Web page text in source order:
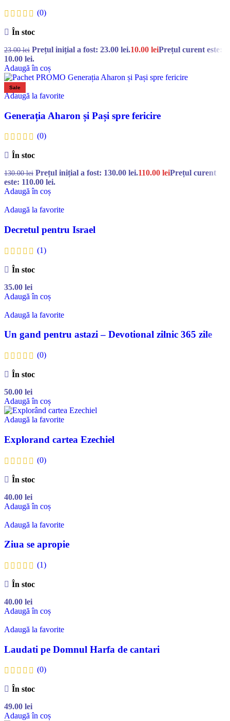
(0)
În stoc
23.00lei Prețul inițial a fost: 23.00 lei.10.00 leiPrețul curent este:
10.00 lei.
Adaugă în coș
Sale
Adaugă la favorite
Generația Aharon și Pași spre fericire
(0)
În stoc
130.00lei Prețul inițial a fost: 130.00 lei.110.00 leiPrețul curent
este: 110.00 lei.
Adaugă în coș
Adaugă la favorite
Decretul pentru Israel
(1)
În stoc
35.00 lei
Adaugă în coș
Adaugă la favorite
Un gand pentru astazi – Devotional zilnic 365 zile
(0)
În stoc
50.00 lei
Adaugă în coș
Adaugă la favorite
Explorand cartea Ezechiel
(0)
În stoc
40.00 lei
Adaugă în coș
Adaugă la favorite
Ziua se apropie
(1)
În stoc
40.00 lei
Adaugă în coș
Adaugă la favorite
Laudati pe Domnul Harfa de cantari
(0)
În stoc
49.00 lei
Adaugă în coș